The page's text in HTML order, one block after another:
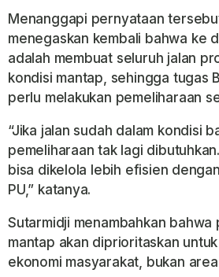
Menanggapi pernyataan
menegaskan kembali bahwa ke
adalah membuat seluruh jalan
kondisi mantap, sehingga tugas
perlu melakukan pemeliharaan
“Jika jalan sudah dalam kondisi
pemeliharaan tak lagi
bisa dikelola lebih efisien
PU,” katanya.
Sutarmidji menambahkan bahwa
mantap akan diprioritaskan
ekonomi masyarakat, bukan